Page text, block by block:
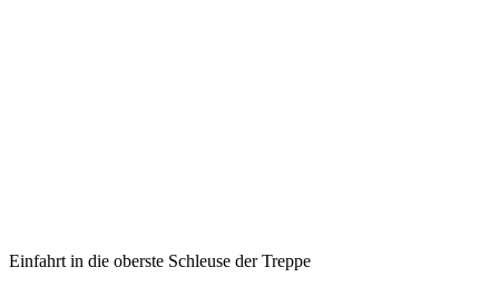
Einfahrt in die oberste Schleuse der Treppe